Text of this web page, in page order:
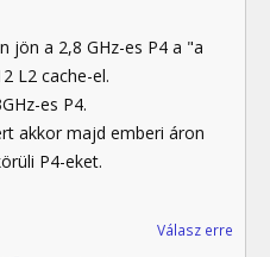
jön a 2,8 GHz-es P4 a "a
L2 cache-el.
es P4.
akkor majd emberi áron
P4-eket.
Válasz erre